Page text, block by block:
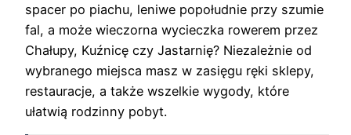
spacer po piachu, leniwe popołudnie przy szumie
fal, a może wieczorna wycieczka rowerem przez
Chałupy, Kuźnicę czy Jastarnię? Niezależnie od
wybranego miejsca masz w zasięgu ręki sklepy,
restauracje, a także wszelkie wygody, które
ułatwią rodzinny pobyt.